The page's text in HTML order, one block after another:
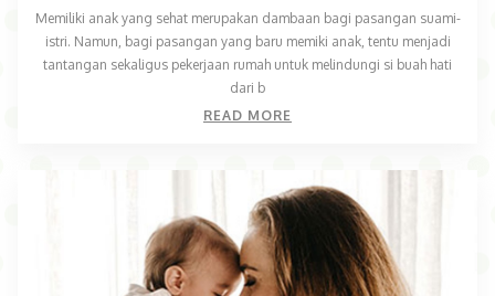
Memiliki anak yang sehat merupakan dambaan bagi pasangan suami-
istri. Namun, bagi pasangan yang baru memiki anak, tentu menjadi
tantangan sekaligus pekerjaan rumah untuk melindungi si buah hati
dari b
READ MORE